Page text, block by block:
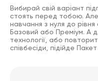
Вибирай свій варіант
стоять перед тобою.
навчання з нуля до
Базовий або Преміум. А
технології, або
співбесіди, підійде